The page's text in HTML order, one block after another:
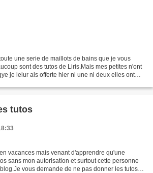
une serie de maillots de bains que je vous
sont des tutos de Liris.Mais mes petites n'ont
je leiur ais offerte hier ni une ni deux elles ont
tutos
vacances mais venant d'apprendre qu'une
sans mon autorisation et surtout cette personne
vous demande de ne pas donner les tutos